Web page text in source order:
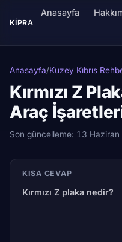
KIPRA
Anasayfa
Anasayfa/Kuzey Kıbrıs
Kırmızı Z
Araç
Son güncelleme: 13
KISA CEVAP
Kırmızı Z plaka nedir?